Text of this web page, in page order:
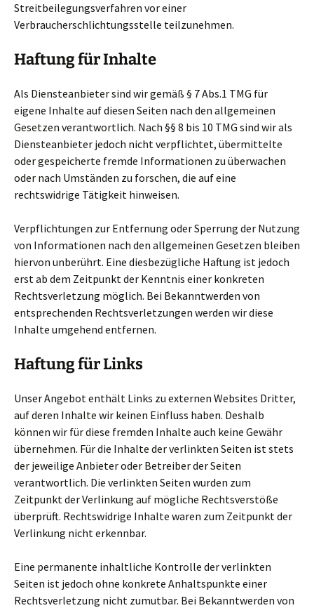
Streitbeilegungsverfahren vor einer
Verbraucherschlichtungsstelle teilzunehmen.
Haftung für Inhalte
Als Diensteanbieter sind wir gemäß § 7 Abs.1 TMG für
eigene Inhalte auf diesen Seiten nach den allgemeinen
Gesetzen verantwortlich. Nach §§ 8 bis 10 TMG sind wir als
Diensteanbieter jedoch nicht verpflichtet, übermittelte
oder gespeicherte fremde Informationen zu überwachen
oder nach Umständen zu forschen, die auf eine
rechtswidrige Tätigkeit hinweisen.
Verpflichtungen zur Entfernung oder Sperrung der Nutzung
von Informationen nach den allgemeinen Gesetzen bleiben
hiervon unberührt. Eine diesbezügliche Haftung ist jedoch
erst ab dem Zeitpunkt der Kenntnis einer konkreten
Rechtsverletzung möglich. Bei Bekanntwerden von
entsprechenden Rechtsverletzungen werden wir diese
Inhalte umgehend entfernen.
Haftung für Links
Unser Angebot enthält Links zu externen Websites Dritter,
auf deren Inhalte wir keinen Einfluss haben. Deshalb
können wir für diese fremden Inhalte auch keine Gewähr
übernehmen. Für die Inhalte der verlinkten Seiten ist stets
der jeweilige Anbieter oder Betreiber der Seiten
verantwortlich. Die verlinkten Seiten wurden zum
Zeitpunkt der Verlinkung auf mögliche Rechtsverstöße
überprüft. Rechtswidrige Inhalte waren zum Zeitpunkt der
Verlinkung nicht erkennbar.
Eine permanente inhaltliche Kontrolle der verlinkten
Seiten ist jedoch ohne konkrete Anhaltspunkte einer
Rechtsverletzung nicht zumutbar. Bei Bekanntwerden von